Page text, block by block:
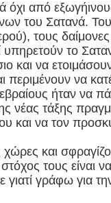
όχι από
του Σατανά.
τους
υπηρετούν το
και να ετοιμάσουν
να
ήταν να
νέας τάξης
και να τον
και
τους είναι
γιατί γράφω για